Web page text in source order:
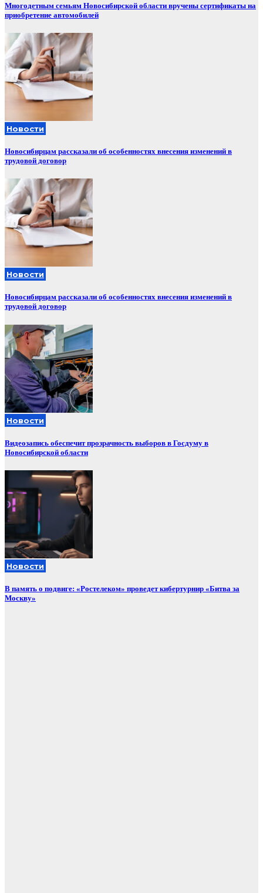
Многодетным семьям Новосибирской области вручены сертификаты на
приобретение автомобилей
Новости
Новосибирцам рассказали об особенностях внесения изменений в
трудовой договор
Новости
Новосибирцам рассказали об особенностях внесения изменений в
трудовой договор
Новости
Видеозапись обеспечит прозрачность выборов в Госдуму в
Новосибирской области
Новости
В память о подвиге: «Ростелеком» проведет кибертурнир «Битва за
Москву»